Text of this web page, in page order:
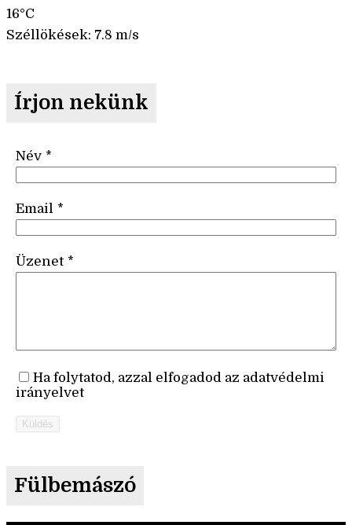
16°C
Széllökések: 7.8 m/s
Írjon nekünk
Név *
Email *
Üzenet *
Ha folytatod, azzal elfogadod az adatvédelmi
irányelvet
Küldés
Fülbemászó